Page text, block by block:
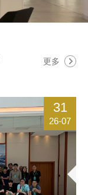
更多
31
26-07